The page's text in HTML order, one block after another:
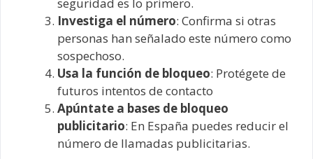
Investiga el número: Confirma si otras
personas han señalado este número como
sospechoso.
Usa la función de bloqueo: Protégete de
futuros intentos de contacto
Apúntate a bases de bloqueo
publicitario: En España puedes reducir el
número de llamadas publicitarias.